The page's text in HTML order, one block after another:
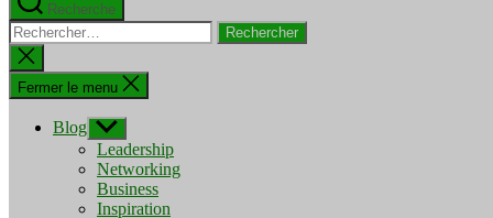
Recherche
Rechercher :
Fermer
la
recherche
Fermer le menu
Blog Afficher
le
sous-
menu
Leadership
Networking
Business
Inspiration